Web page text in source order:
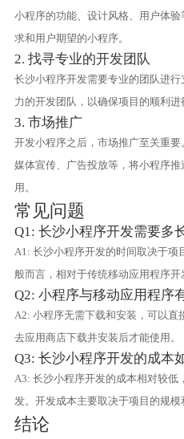
小程序的功能、设计风格、用户体
求和用户期望的小程序。
2. 找寻专业的开发团队
长沙小程序开发需要专业的团队进
力的开发团队，以确保项目的顺利进
3. 市场推广
开发小程序之后，市场推广至关重
媒体宣传、广告投放等，将小程序
用。
常见问题
Q1: 长沙小程序开发需要多
A1: 长沙小程序开发的时间取决于项
般而言，相对于传统移动应用程序开
Q2: 小程序与移动应用程序
A2: 小程序无需下载和安装，可以直
去应用商店下载并安装后才能使用。
Q3: 长沙小程序开发的成本
A3: 长沙小程序开发的成本相对较
发。开发成本主要取决于项目的规模
结论